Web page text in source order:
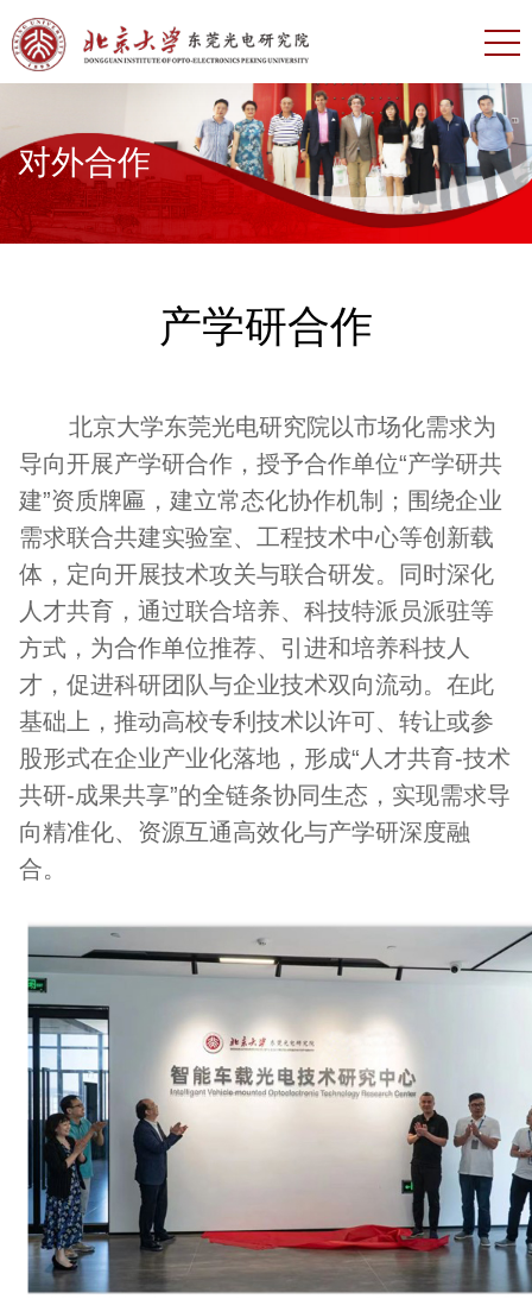
对外合作
产学研合作
北京大学东莞光电研究院以市场化需求为
导向开展产学研合作，授予合作单位“产学研共
建”资质牌匾，建立常态化协作机制；围绕企业
需求联合共建实验室、工程技术中心等创新载
体，定向开展技术攻关与联合研发。同时深化
人才共育，通过联合培养、科技特派员派驻等
方式，为合作单位推荐、引进和培养科技人
才，促进科研团队与企业技术双向流动。在此
基础上，推动高校专利技术以许可、转让或参
股形式在企业产业化落地，形成“人才共育-技术
共研-成果共享”的全链条协同生态，实现需求导
向精准化、资源互通高效化与产学研深度融
合。